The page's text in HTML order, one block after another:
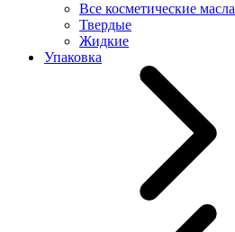
Все косметические масла
Твердые
Жидкие
Упаковка